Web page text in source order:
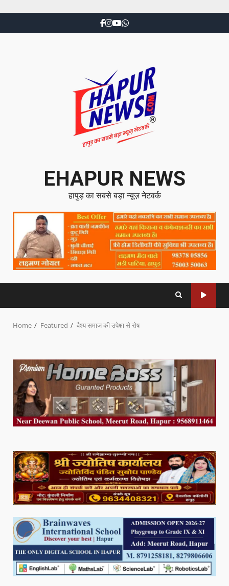
EHAPUR NEWS
हापुड़ का सबसे बड़ा न्यूज़ नेटवर्क
Home Featured वैश्य समाज की उपेक्षा से रोष